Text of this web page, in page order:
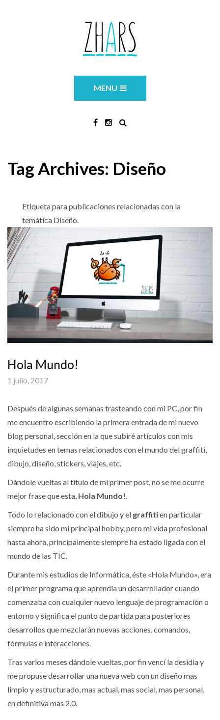
MENU
Tag Archives: Diseño
Etiqueta para publicaciones relacionadas con la
temática Diseño.
Hola Mundo!
1 julio, 2017
Después de algunas semanas trasteando con mi PC, por fin
me encuentro escribiendo la primera entrada de mi nuevo
blog personal, sección en la que subiré artículos con mis
inquietudes en temas relacionados con el mundo del graffiti,
dibujo, diseño, stickers, viajes, etc.
Dándole vueltas al titulo de mi primer post, no se me ocurre
mejor frase que esta, Hola Mundo!
Todo lo relacionado con el dibujo y el graffitien particular
siempre ha sido mi principal hobby, pero mi vida profesional
hasta ahora, principalmente siempre ha estado ligada con el
mundo de las TIC.
Durante mis estudios de Informática, éste «Hola Mundo», era
el primer programa que aprendía un desarrollador cuando
comenzaba con cualquier nuevo lenguaje de programación o
entorno y significa el punto de partida para posteriores
desarrollos que mezclarán nuevas acciones, comandos,
fórmulas e interacciones.
Tras varios meses dándole vueltas, por fin vencí la desidia y
me propuse desarrollar una nueva web con un diseño mas
limpio y estructurado, mas actual, mas social, mas personal,
en definitiva mas 2.0.